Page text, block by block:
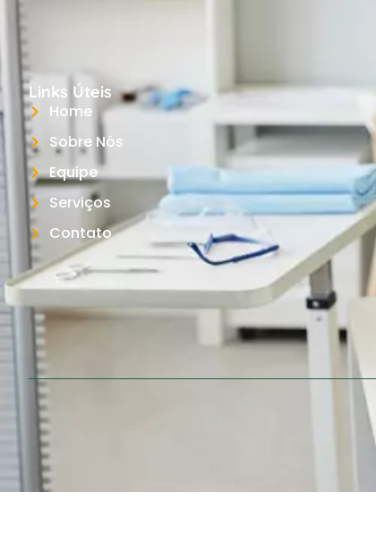
Links Úteis
Home
Sobre Nós
Equipe
Serviços
Contato